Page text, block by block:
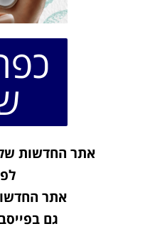
אתר החדשות
אתר
גם